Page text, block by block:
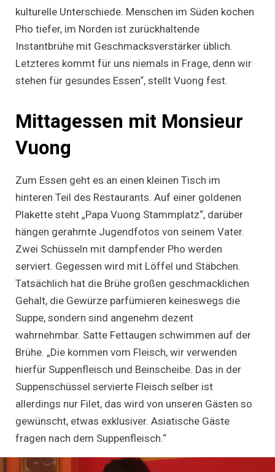
kulturelle Unterschiede. Menschen im Süden kochen
Pho tiefer, im Norden ist zurückhaltende
Instantbrühe mit Geschmacksverstärker üblich.
Letzteres kommt für uns niemals in Frage, denn wir
stehen für gesundes Essen“, stellt Vuong fest.
Mittagessen mit Monsieur
Vuong
Zum Essen geht es an einen kleinen Tisch im
hinteren Teil des Restaurants. Auf einer goldenen
Plakette steht „Papa Vuong Stammplatz“, darüber
hängen gerahmte Jugendfotos von seinem Vater.
Zwei Schüsseln mit dampfender Pho werden
serviert. Gegessen wird mit Löffel und Stäbchen.
Tatsächlich hat die Brühe großen geschmacklichen
Gehalt, die Gewürze parfümieren keineswegs die
Suppe, sondern sind angenehm dezent
wahrnehmbar. Satte Fettaugen schwimmen auf der
Brühe. „Die kommen vom Fleisch, wir verwenden
hierfür Suppenfleisch und Beinscheibe. Das in der
Suppenschüssel servierte Fleisch selber ist
allerdings nur Filet, das wird von unseren Gästen so
gewünscht, etwas exklusiver. Asiatische Gäste
fragen nach dem Suppenfleisch.“